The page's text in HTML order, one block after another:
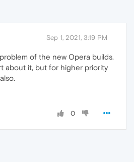
Sep 1, 2021, 3:19 PM
of the new Opera builds.
about it, but for higher priority
0